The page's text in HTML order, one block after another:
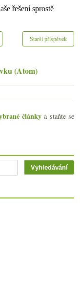
Starší příspěvek
(Atom)
články a staňte se